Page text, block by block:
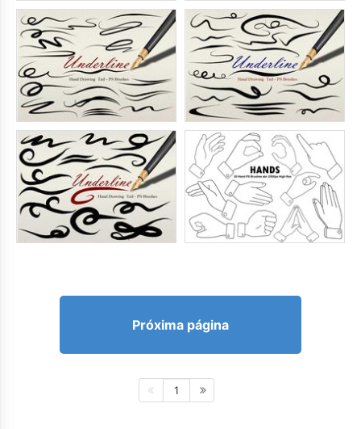
Próxima página
1